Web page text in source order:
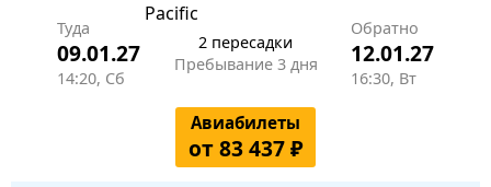
Туда
09.01.27
14:20, Сб
2 пересадки
Пребывание 3 дня
Обратно
12.01.27
16:30, Вт
Авиабилеты
от 83 437 ₽